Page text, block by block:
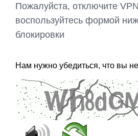
Пожалуйста, отключите
воспользуйтесь формой
блокировки
Нам нужно убедиться, что вы